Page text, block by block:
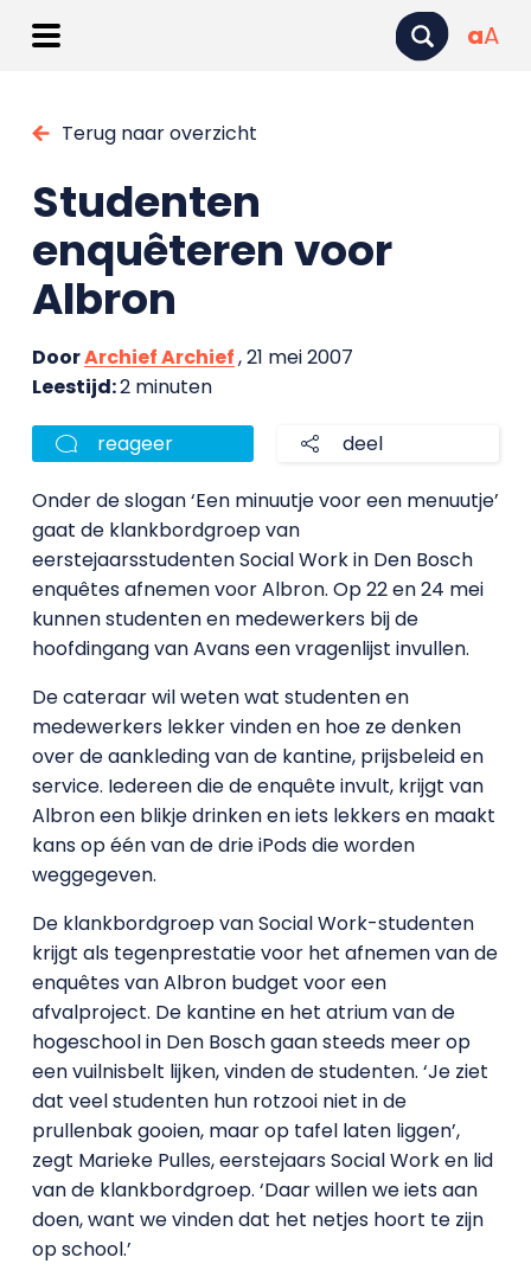
aA
Terug naar overzicht
Studenten
enquêteren voor
Albron
DoorArchief Archief, 21 mei 2007
Leestijd:2 minuten
reageer deel
Onder de slogan ‘Een minuutje voor een menuutje’
gaat de klankbordgroep van
eerstejaarsstudenten Social Work in Den Bosch
enquêtes afnemen voor Albron. Op 22 en 24 mei
kunnen studenten en medewerkers bij de
hoofdingang van Avans een vragenlijst invullen.
De cateraar wil weten wat studenten en
medewerkers lekker vinden en hoe ze denken
over de aankleding van de kantine, prijsbeleid en
service. Iedereen die de enquête invult, krijgt van
Albron een blikje drinken en iets lekkers en maakt
kans op één van de drie iPods die worden
weggegeven.
De klankbordgroep van Social Work-studenten
krijgt als tegenprestatie voor het afnemen van de
enquêtes van Albron budget voor een
afvalproject. De kantine en het atrium van de
hogeschool in Den Bosch gaan steeds meer op
een vuilnisbelt lijken, vinden de studenten. ‘Je ziet
dat veel studenten hun rotzooi niet in de
prullenbak gooien, maar op tafel laten liggen’,
zegt Marieke Pulles, eerstejaars Social Work en lid
van de klankbordgroep. ‘Daar willen we iets aan
doen, want we vinden dat het netjes hoort te zijn
op school.’